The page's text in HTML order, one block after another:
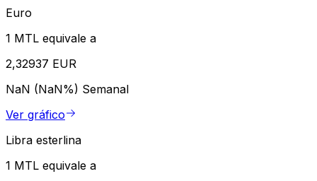
Euro
1 MTL equivale a
2,32937 EUR
NaN (NaN%) Semanal
Ver gráfico
Libra esterlina
1 MTL equivale a